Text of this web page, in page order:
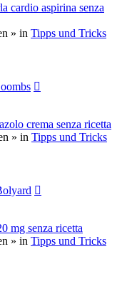
cardio aspirina senza
» in Tipps und Tricks
crema senza ricetta
» in Tipps und Tricks
mg senza ricetta
» in Tipps und Tricks